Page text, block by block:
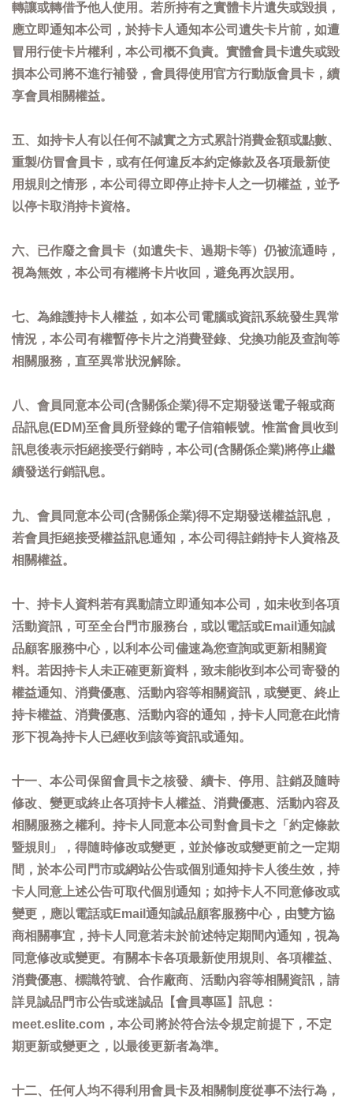
轉讓或轉借予他人使用。若所持有之實體卡片遺失或毀損，
應立即通知本公司，於持卡人通知本公司遺失卡片前，如遭
冒用行使卡片權利，本公司概不負責。實體會員卡遺失或毀
損本公司將不進行補發，會員得使用官方行動版會員卡，續
享會員相關權益。
五、如持卡人有以任何不誠實之方式累計消費金額或點數、
重製/仿冒會員卡，或有任何違反本約定條款及各項最新使
用規則之情形，本公司得立即停止持卡人之一切權益，並予
以停卡取消持卡資格。
六、已作廢之會員卡（如遺失卡、過期卡等）仍被流通時，
視為無效，本公司有權將卡片收回，避免再次誤用。
七、為維護持卡人權益，如本公司電腦或資訊系統發生異常
情況，本公司有權暫停卡片之消費登錄、兌換功能及查詢等
相關服務，直至異常狀況解除。
八、會員同意本公司(含關係企業)得不定期發送電子報或商
品訊息(EDM)至會員所登錄的電子信箱帳號。惟當會員收到
訊息後表示拒絕接受行銷時，本公司(含關係企業)將停止繼
續發送行銷訊息。
九、會員同意本公司(含關係企業)得不定期發送權益訊息，
若會員拒絕接受權益訊息通知，本公司得註銷持卡人資格及
相關權益。
十、持卡人資料若有異動請立即通知本公司，如未收到各項
活動資訊，可至全台門市服務台，或以電話或Email通知誠
品顧客服務中心，以利本公司儘速為您查詢或更新相關資
料。若因持卡人未正確更新資料，致未能收到本公司寄發的
權益通知、消費優惠、活動內容等相關資訊，或變更、終止
持卡權益、消費優惠、活動內容的通知，持卡人同意在此情
形下視為持卡人已經收到該等資訊或通知。
十一、本公司保留會員卡之核發、續卡、停用、註銷及隨時
修改、變更或終止各項持卡人權益、消費優惠、活動內容及
相關服務之權利。持卡人同意本公司對會員卡之「約定條款
暨規則」，得隨時修改或變更，並於修改或變更前之一定期
間，於本公司門市或網站公告或個別通知持卡人後生效，持
卡人同意上述公告可取代個別通知；如持卡人不同意修改或
變更，應以電話或Email通知誠品顧客服務中心，由雙方協
商相關事宜，持卡人同意若未於前述特定期間內通知，視為
同意修改或變更。有關本卡各項最新使用規則、各項權益、
消費優惠、標識符號、合作廠商、活動內容等相關資訊，請
詳見誠品門市公告或迷誠品【會員專區】訊息：
meet.eslite.com，本公司將於符合法令規定前提下，不定
期更新或變更之，以最後更新者為準。
十二、任何人均不得利用會員卡及相關制度從事不法行為，